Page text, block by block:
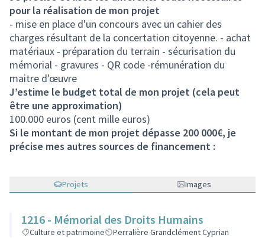
pour la réalisation de mon projet
- mise en place d'un concours avec un cahier des
charges résultant de la concertation citoyenne. - achat
matériaux - préparation du terrain - sécurisation du
mémorial - gravures - QR code -rémunération du
maitre d'œuvre
J’estime le budget total de mon projet (cela peut
être une approximation)
100.000 euros (cent mille euros)
Si le montant de mon projet dépasse 200 000€, je
précise mes autres sources de financement :
Projets Images
1216 - Mémorial des Droits Humains
Culture et patrimoine Perralière Grandclément Cyprian